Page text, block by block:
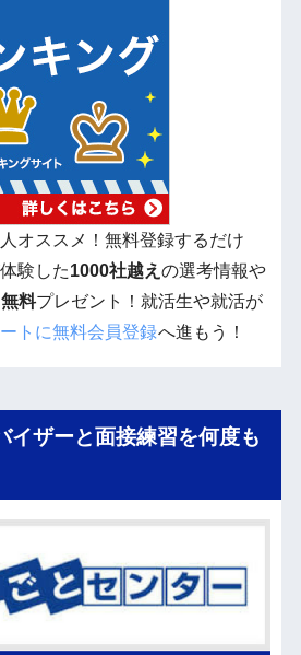
オススメ！無料登録するだけ
験した1000社越え の選考情報や
無料プレゼント！就活生や就活が
トに無料会員登録へ進もう！
イザーと面接練習を何度も